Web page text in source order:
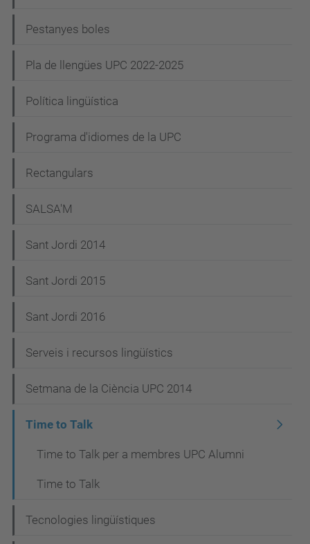
Pestanyes boles
Pla de llengües UPC 2022-2025
Política lingüística
Programa d'idiomes de la UPC
Rectangulars
SALSA'M
Sant Jordi 2014
Sant Jordi 2015
Sant Jordi 2016
Serveis i recursos lingüístics
Setmana de la Ciència UPC 2014
Time to Talk
Time to Talk per a membres UPC Alumni
Time to Talk
Tecnologies lingüístiques